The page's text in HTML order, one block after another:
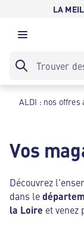
LA
Vos
Découvrez
dans le
la Loire et venez